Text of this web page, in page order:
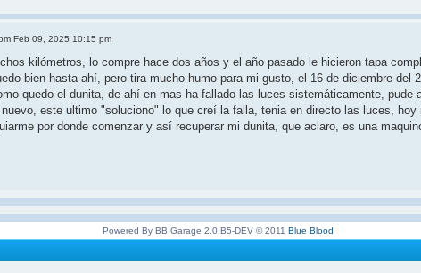
Feb 09, 2025 10:15 pm
kilómetros, lo compre hace dos años y el año pasado le hicieron tapa
bien hasta ahí, pero tira mucho humo para mi gusto, el 16 de diciembre del
quedo el dunita, de ahí en mas ha fallado las luces sistemáticamente, pude
este ultimo "soluciono" lo que creí la falla, tenia en directo las luces, hoy
por donde comenzar y así recuperar mi dunita, que aclaro, es una
Powered By BB Garage 2.0.B5-DEV © 2011 Blue Blood